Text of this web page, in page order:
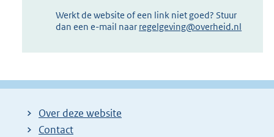
Werkt de website of een link niet goed? Stuur
dan een e-mail naar regelgeving@overheid.nl
Over deze website
Contact